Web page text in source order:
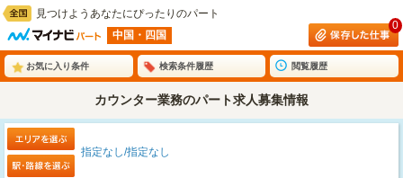
見つけようあなたにぴったりのパート
中国・四国
0
お気に入り条件 検索条件履歴 閲覧履歴
カウンター業務のパート求人募集情報
指定なし/指定なし